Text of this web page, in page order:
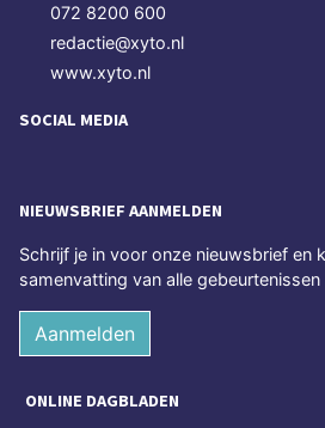
072 8200 600
redactie@xyto.nl
www.xyto.nl
SOCIAL MEDIA
NIEUWSBRIEF AANMELDEN
Schrijf je in voor onze nieuwsbrief en
samenvatting van alle
Aanmelden
ONLINE DAGBLADEN